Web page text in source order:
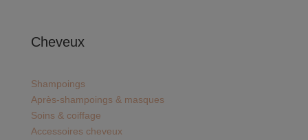
Cheveux
Shampoings
Après-shampoings & masques
Soins & coiffage
Accessoires cheveux